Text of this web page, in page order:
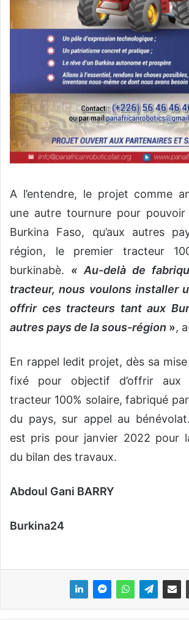
A l’entendre, le projet comme
une autre tournure pour
Burkina Faso, qu’aux autres
région, le premier tracteur
burkinabè. « Au-delà de
tracteur, nous voulons installer
offrir ces tracteurs tant aux
autres pays de la sous-région »,
En rappel ledit projet, dès sa mise
fixé pour objectif d’offrir aux
tracteur 100% solaire, fabriqué
du pays, sur appel au
est pris pour janvier 2022 pour
du bilan des travaux.
Abdoul Gani BARRY
Burkina24